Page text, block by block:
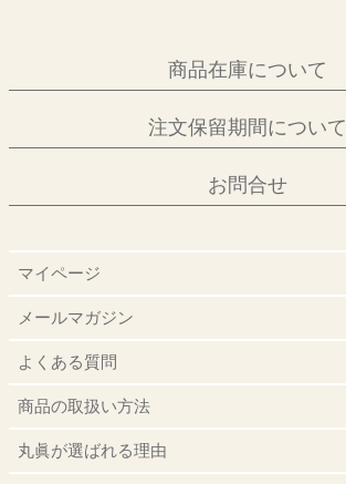
商品在庫について
注文保留期間について
お問合せ
マイページ
メールマガジン
よくある質問
商品の取扱い方法
丸眞が選ばれる理由